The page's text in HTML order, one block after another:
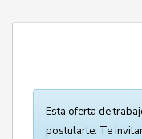
Esta oferta de
postularte. Te